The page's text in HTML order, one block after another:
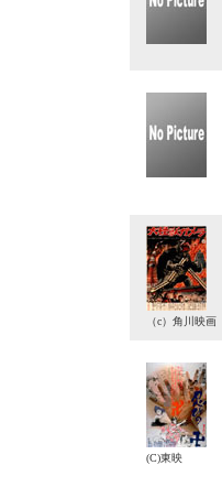
（c）角川映画
(C)東映